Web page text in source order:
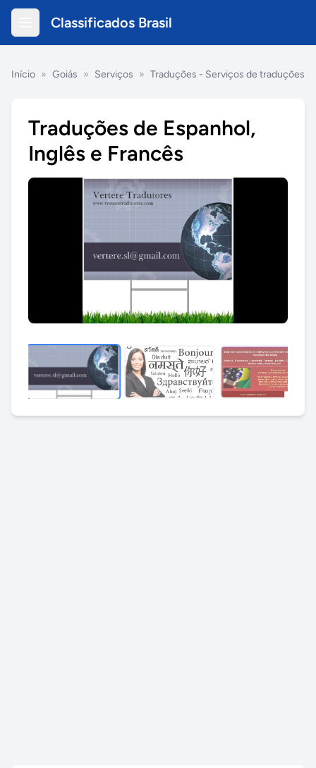
Classificados Brasil
Início » Goiás » Serviços » Traduções - Serviços de traduções
Traduções de Espanhol,
Inglês e Francês